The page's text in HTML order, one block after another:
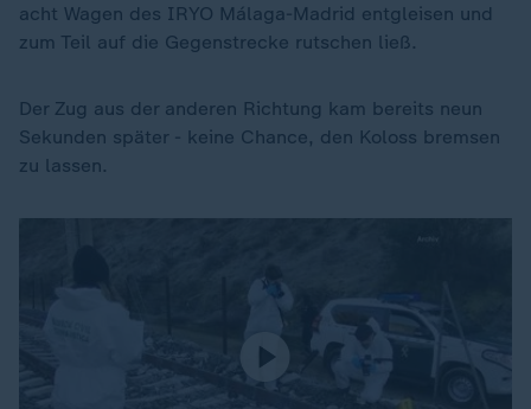
acht Wagen des IRYO Málaga-Madrid entgleisen und
zum Teil auf die Gegenstrecke rutschen ließ.
Der Zug aus der anderen Richtung kam bereits neun
Sekunden später - keine Chance, den Koloss bremsen
zu lassen.